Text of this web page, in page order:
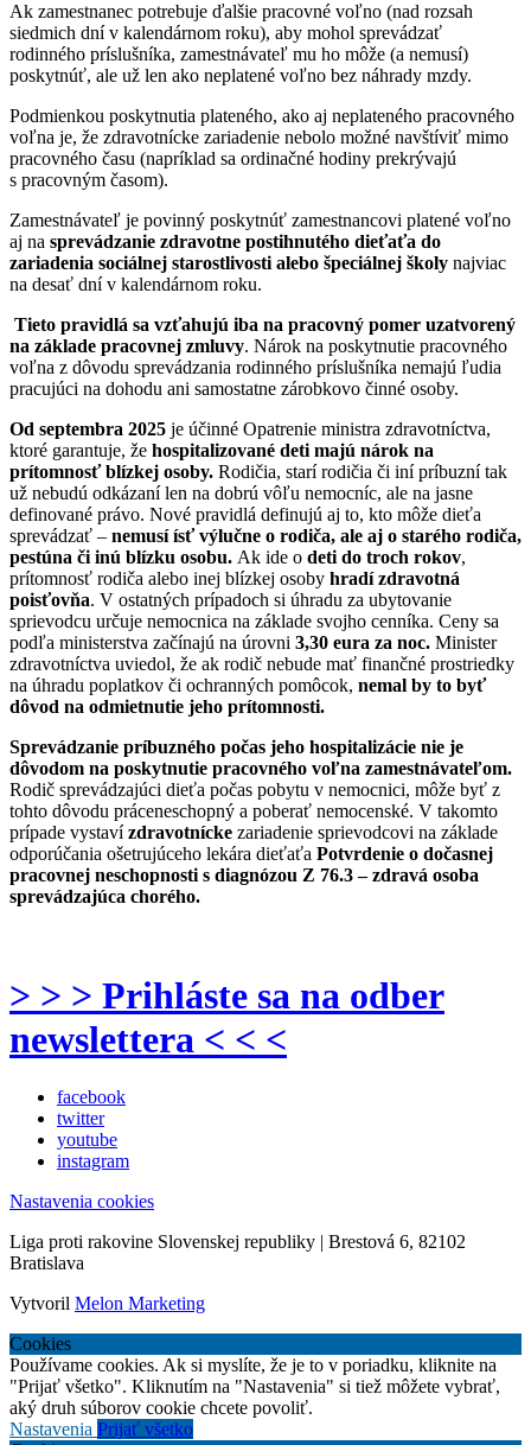
Ak zamestnanec potrebuje ďalšie pracovné voľno (nad rozsah
siedmich dní v kalendárnom roku), aby mohol sprevádzať
rodinného príslušníka, zamestnávateľ mu ho môže (a nemusí)
poskytnúť, ale už len ako neplatené voľno bez náhrady mzdy.
Podmienkou poskytnutia plateného, ako aj neplateného pracovného
voľna je, že zdravotnícke zariadenie nebolo možné navštíviť mimo
pracovného času (napríklad sa ordinačné hodiny prekrývajú
s pracovným časom).
Zamestnávateľ je povinný poskytnúť zamestnancovi platené voľno
aj na sprevádzanie zdravotne postihnutého dieťaťa do
zariadenia sociálnej starostlivosti alebo špeciálnej školy najviac
na desať dní v kalendárnom roku.
Tieto pravidlá sa vzťahujú iba na pracovný pomer uzatvorený
na základe pracovnej zmluvy. Nárok na poskytnutie pracovného
voľna z dôvodu sprevádzania rodinného príslušníka nemajú ľudia
pracujúci na dohodu ani samostatne zárobkovo činné osoby.
Od septembra 2025 je účinné Opatrenie ministra zdravotníctva,
ktoré garantuje, že hospitalizované deti majú nárok na
prítomnosť blízkej osoby. Rodičia, starí rodičia či iní príbuzní tak
už nebudú odkázaní len na dobrú vôľu nemocníc, ale na jasne
definované právo. Nové pravidlá definujú aj to, kto môže dieťa
sprevádzať – nemusí ísť výlučne o rodiča, ale aj o starého rodiča,
pestúna či inú blízku osobu. Ak ide o deti do troch rokov,
prítomnosť rodiča alebo inej blízkej osoby hradí zdravotná
poisťovňa. V ostatných prípadoch si úhradu za ubytovanie
sprievodcu určuje nemocnica na základe svojho cenníka. Ceny sa
podľa ministerstva začínajú na úrovni 3,30 eura za noc. Minister
zdravotníctva uviedol, že ak rodič nebude mať finančné prostriedky
na úhradu poplatkov či ochranných pomôcok, nemal by to byť
dôvod na odmietnutie jeho prítomnosti.
Sprevádzanie príbuzného počas jeho hospitalizácie nie je
dôvodom na poskytnutie pracovného voľna zamestnávateľom.
Rodič sprevádzajúci dieťa počas pobytu v nemocnici, môže byť z
tohto dôvodu práceneschopný a poberať nemocenské. V takomto
prípade vystavízdravotnícke zariadenie sprievodcovi na základe
odporúčania ošetrujúceho lekára dieťaťa Potvrdenie o dočasnej
pracovnej neschopnosti s diagnózou Z 76.3 – zdravá osoba
sprevádzajúca chorého.
> > > Prihláste sa na odber
newslettera < < <
facebook
twitter
youtube
instagram
Nastavenia cookies
Liga proti rakovine Slovenskej republiky | Brestová 6, 82102
Bratislava
Vytvoril Melon Marketing
Cookies
Používame cookies. Ak si myslíte, že je to v poriadku, kliknite na
"Prijať všetko". Kliknutím na "Nastavenia" si tiež môžete vybrať,
aký druh súborov cookie chcete povoliť.
Nastavenia Prijať všetko